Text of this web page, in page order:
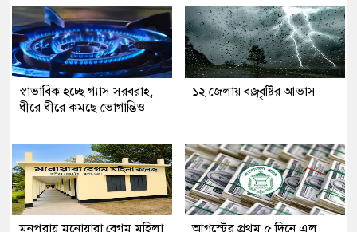
স্বাভাবিক হচ্ছে গ্যাস সরবরাহ,
ধীরে ধীরে কমছে ভোগান্তিও
১২ জেলায় বজ্রবৃষ্টির আভাস